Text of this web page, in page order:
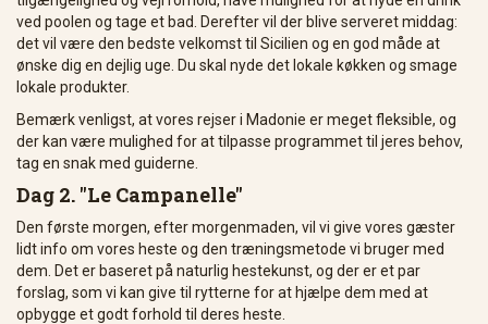
ved poolen og tage et bad. Derefter vil der blive serveret middag:
det vil være den bedste velkomst til Sicilien og en god måde at
ønske dig en dejlig uge. Du skal nyde det lokale køkken og smage
lokale produkter.
Bemærk venligst, at vores rejser i Madonie er meget fleksible, og
der kan være mulighed for at tilpasse programmet til jeres behov,
tag en snak med guiderne.
Dag 2. "Le Campanelle"
Den første morgen, efter morgenmaden, vil vi give vores gæster
lidt info om vores heste og den træningsmetode vi bruger med
dem. Det er baseret på naturlig hestekunst, og der er et par
forslag, som vi kan give til rytterne for at hjælpe dem med at
opbygge et godt forhold til deres heste.